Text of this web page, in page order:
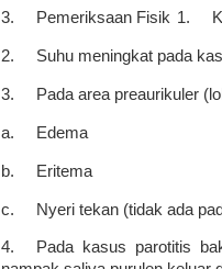
3. Pemeriksaan Fisik 1.
2. Suhu meningkat pada
3. Pada area preaurikuler
a. Edema
b. Eritema
c. Nyeri tekan (tidak ada
4.
Pada kasus parotitis